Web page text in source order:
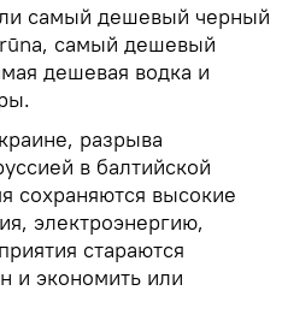
самый дешевый черный
самый дешевый
дешевая водка и
разрыва
в балтийской
сохраняются высокие
электроэнергию,
стараются
и экономить или